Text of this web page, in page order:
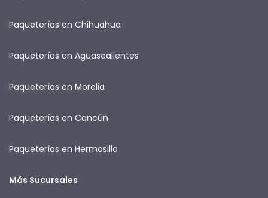
Paqueterías en Chihuahua
Paqueterías en Aguascalientes
Paqueterías en Morelia
Paqueterías en Cancún
Paqueterías en Hermosillo
Más Sucursales